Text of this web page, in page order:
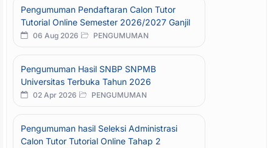
Pengumuman Pendaftaran Calon Tutor
Tutorial Online Semester 2026/2027 Ganjil
06 Aug 2026 PENGUMUMAN
Pengumuman Hasil SNBP SNPMB
Universitas Terbuka Tahun 2026
02 Apr 2026 PENGUMUMAN
Pengumuman hasil Seleksi Administrasi
Calon Tutor Tutorial Online Tahap 2